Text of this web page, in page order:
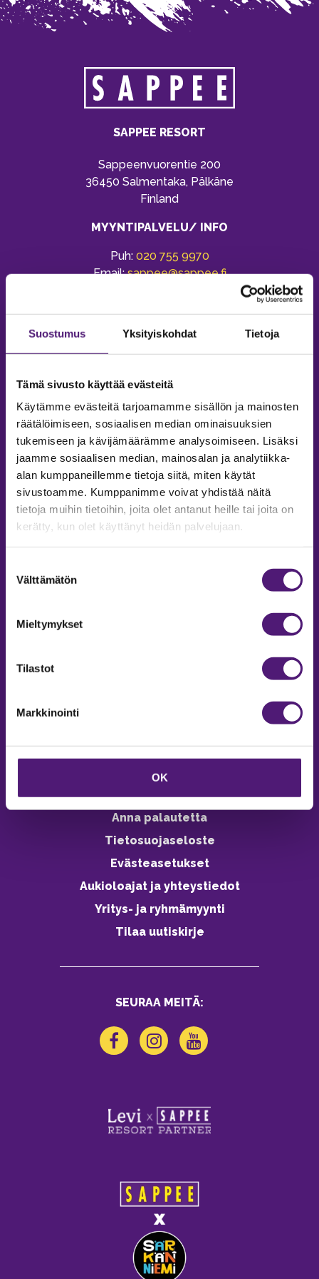
Suostumus Yksityiskohdat Tietoja
Tämä sivusto käyttää evästeitä
Käytämme evästeitä tarjoamamme sisällön ja mainosten
räätälöimiseen, sosiaalisen median ominaisuuksien
tukemiseen ja kävijämäärämme analysoimiseen. Lisäksi
jaamme sosiaalisen median, mainosalan ja analytiikka-
alan kumppaneillemme tietoja siitä, miten käytät
sivustoamme. Kumppanimme voivat yhdistää näitä
tietoja muihin tietoihin, joita olet antanut heille tai joita on
kerätty, kun olet käyttänyt heidän palvelujaan.
valinta
Välttämätön
Mieltymykset
Tilastot
Markkinointi
OK
SAPPEE RESORT
Sappeenvuorentie 200
36450 Salmentaka, Pälkäne
Finland
MYYNTIPALVELU/ INFO
Puh: 020 755 9970
Email:sappee@sappee.fi
MAJOITUS
Tiedustelut & Varaukset
Vastuullisuus
Ympäristöohjelma
Avoimet työpaikat
Anna palautetta
Tietosuojaseloste
Evästeasetukset
Aukioloajat ja yhteystiedot
Yritys- ja ryhmämyynti
Tilaa uutiskirje
SEURAA MEITÄ: